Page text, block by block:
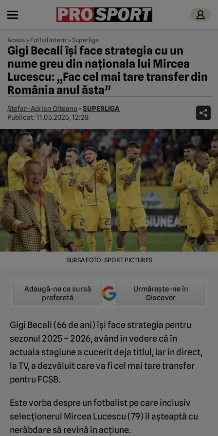
Acasa » Fotbal Intern »Superliga
Gigi Becali îşi face strategia cu un
nume greu din naționala lui Mircea
Lucescu: „Fac cel mai tare transfer din
România anul ăsta”
Ștefan-Adrian Olteanu • SUPERLIGA
Publicat: 11.05.2025, 12:28
SURSA FOTO: SPORT PICTURES
Adaugă-ne ca sursă
preferată
Urmărește-ne în
Discover
Gigi Becali (66 de ani) își face strategia pentru
sezonul 2025 – 2026, având în vedere că în
actuala stagiune a cucerit deja titlul, iar în direct,
la TV, a dezvăluit care va fi cel mai tare transfer
pentru FCSB.
Este vorba despre un fotbalist pe care inclusiv
selecționerul Mircea Lucescu (79) îl așteaptă cu
nerăbdare să revină în acțiune.